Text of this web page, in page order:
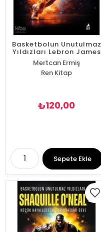
Basketbolun Unutulmaz
Yıldızları Lebron James
Mertcan Ermiş
Ren Kitap
₺120,00
Sepete Ekle